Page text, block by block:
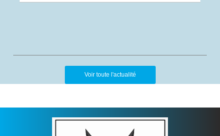
Voir toute l'actualité